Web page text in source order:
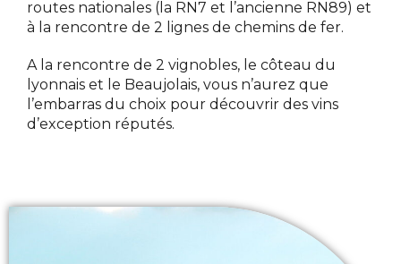
routes nationales (la RN7 et l’ancienne RN89) et
à la rencontre de 2 lignes de chemins de fer.
A la rencontre de 2 vignobles, le côteau du
lyonnais et le Beaujolais, vous n’aurez que
l’embarras du choix pour découvrir des vins
d’exception réputés.